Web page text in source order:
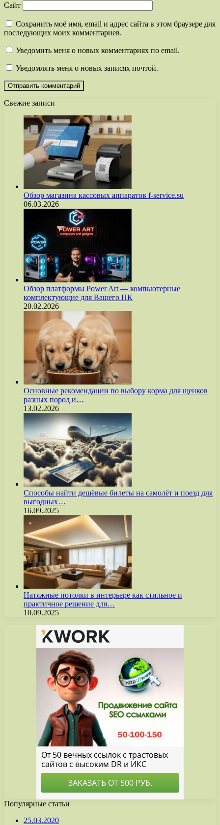
Сайт
Сохранить моё имя, email и адрес сайта в этом браузере для
последующих моих комментариев.
Уведомить меня о новых комментариях по email.
Уведомлять меня о новых записях почтой.
Свежие записи
Обзор магазина кассовых аппаратов f-service.su
06.03.2026
Обзор платформы Power Art — компьютерные
комплектующие для Вашего ПК
20.02.2026
Основные рекомендации по выбору корма для щенков
разных пород и…
13.02.2026
Способы найти дешёвые билеты на самолёт и поезд для
выгодных…
16.09.2025
Натяжные потолки в интерьере как стильное и
практичное решение для…
10.09.2025
Популярные статьи
25.03.2020